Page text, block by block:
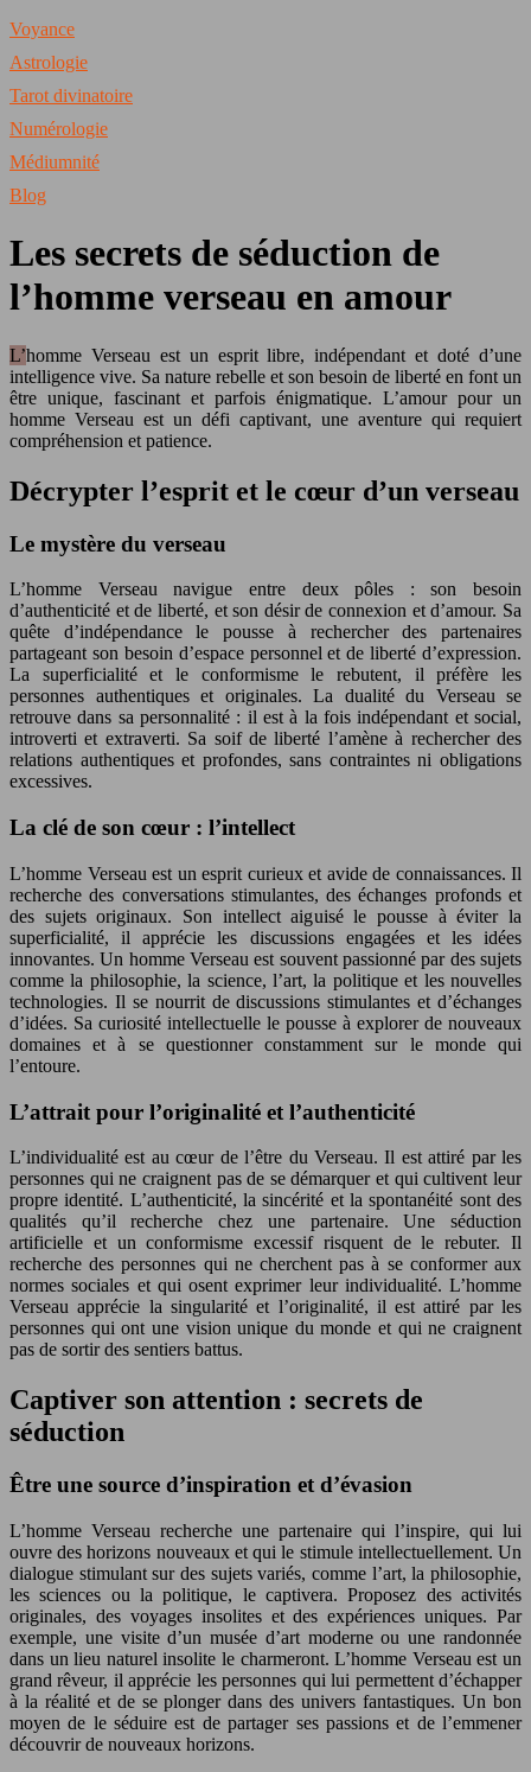
Voyance
Astrologie
Tarot divinatoire
Numérologie
Médiumnité
Blog
Les secrets de séduction de
l’homme verseau en amour
L’homme Verseau est un esprit libre, indépendant et doté d’une
intelligence vive. Sa nature rebelle et son besoin de liberté en font un
être unique, fascinant et parfois énigmatique. L’amour pour un
homme Verseau est un défi captivant, une aventure qui requiert
compréhension et patience.
Décrypter l’esprit et le cœur d’un verseau
Le mystère du verseau
L’homme Verseau navigue entre deux pôles : son besoin
d’authenticité et de liberté, et son désir de connexion et d’amour. Sa
quête d’indépendance le pousse à rechercher des partenaires
partageant son besoin d’espace personnel et de liberté d’expression.
La superficialité et le conformisme le rebutent, il préfère les
personnes authentiques et originales. La dualité du Verseau se
retrouve dans sa personnalité : il est à la fois indépendant et social,
introverti et extraverti. Sa soif de liberté l’amène à rechercher des
relations authentiques et profondes, sans contraintes ni obligations
excessives.
La clé de son cœur : l’intellect
L’homme Verseau est un esprit curieux et avide de connaissances. Il
recherche des conversations stimulantes, des échanges profonds et
des sujets originaux. Son intellect aiguisé le pousse à éviter la
superficialité, il apprécie les discussions engagées et les idées
innovantes. Un homme Verseau est souvent passionné par des sujets
comme la philosophie, la science, l’art, la politique et les nouvelles
technologies. Il se nourrit de discussions stimulantes et d’échanges
d’idées. Sa curiosité intellectuelle le pousse à explorer de nouveaux
domaines et à se questionner constamment sur le monde qui
l’entoure.
L’attrait pour l’originalité et l’authenticité
L’individualité est au cœur de l’être du Verseau. Il est attiré par les
personnes qui ne craignent pas de se démarquer et qui cultivent leur
propre identité. L’authenticité, la sincérité et la spontanéité sont des
qualités qu’il recherche chez une partenaire. Une séduction
artificielle et un conformisme excessif risquent de le rebuter. Il
recherche des personnes qui ne cherchent pas à se conformer aux
normes sociales et qui osent exprimer leur individualité. L’homme
Verseau apprécie la singularité et l’originalité, il est attiré par les
personnes qui ont une vision unique du monde et qui ne craignent
pas de sortir des sentiers battus.
Captiver son attention : secrets de
séduction
Être une source d’inspiration et d’évasion
L’homme Verseau recherche une partenaire qui l’inspire, qui lui
ouvre des horizons nouveaux et qui le stimule intellectuellement. Un
dialogue stimulant sur des sujets variés, comme l’art, la philosophie,
les sciences ou la politique, le captivera. Proposez des activités
originales, des voyages insolites et des expériences uniques. Par
exemple, une visite d’un musée d’art moderne ou une randonnée
dans un lieu naturel insolite le charmeront. L’homme Verseau est un
grand rêveur, il apprécie les personnes qui lui permettent d’échapper
à la réalité et de se plonger dans des univers fantastiques. Un bon
moyen de le séduire est de partager ses passions et de l’emmener
découvrir de nouveaux horizons.